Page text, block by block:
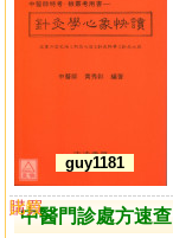
guy1181
中醫門診處方速查
購買
比較